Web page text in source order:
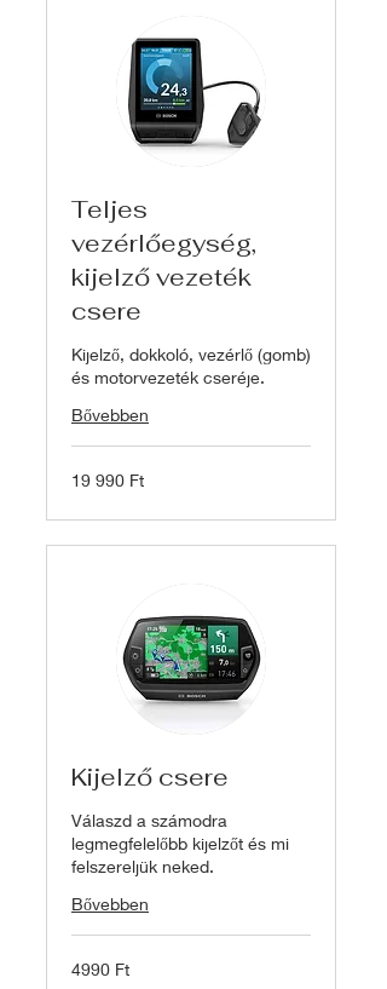
Teljes
vezérlőegység,
kijelző vezeték
csere
Kijelző, dokkoló, vezérlő (gomb)
és motorvezeték cseréje.
Bővebben
19 990
magyar
19 990 Ft
Kijelző csere
Válaszd a számodra
legmegfelelőbb kijelzőt és mi
felszereljük neked.
Bővebben
4990
magyar
4990 Ft